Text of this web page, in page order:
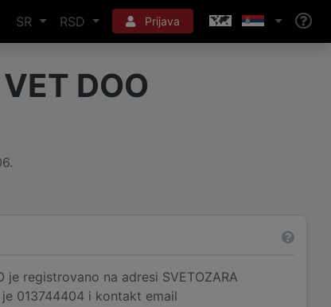
SR RSD Prijava
DOO
je registrovano na adresi SVETOZARA
013744404 i kontakt email